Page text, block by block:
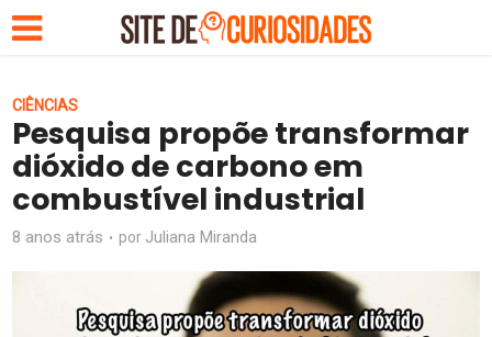
CIÊNCIAS
Pesquisa propõe transformar
dióxido de carbono em
combustível industrial
8 anos atrás por Juliana Miranda